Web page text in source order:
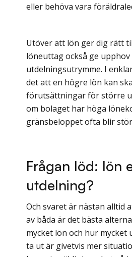
eller behöva vara
Utöver att lön ger dig rätt
löneuttag också ge
utdelningsutrymme. I
det att en högre lön kan
förutsättningar för större
om bolaget har höga
gränsbeloppet ofta blir
Frågan löd: lön
utdelning?
Och svaret är nästan alltid
av båda är det bästa
mycket lön och hur mycket
ta ut är givetvis mer